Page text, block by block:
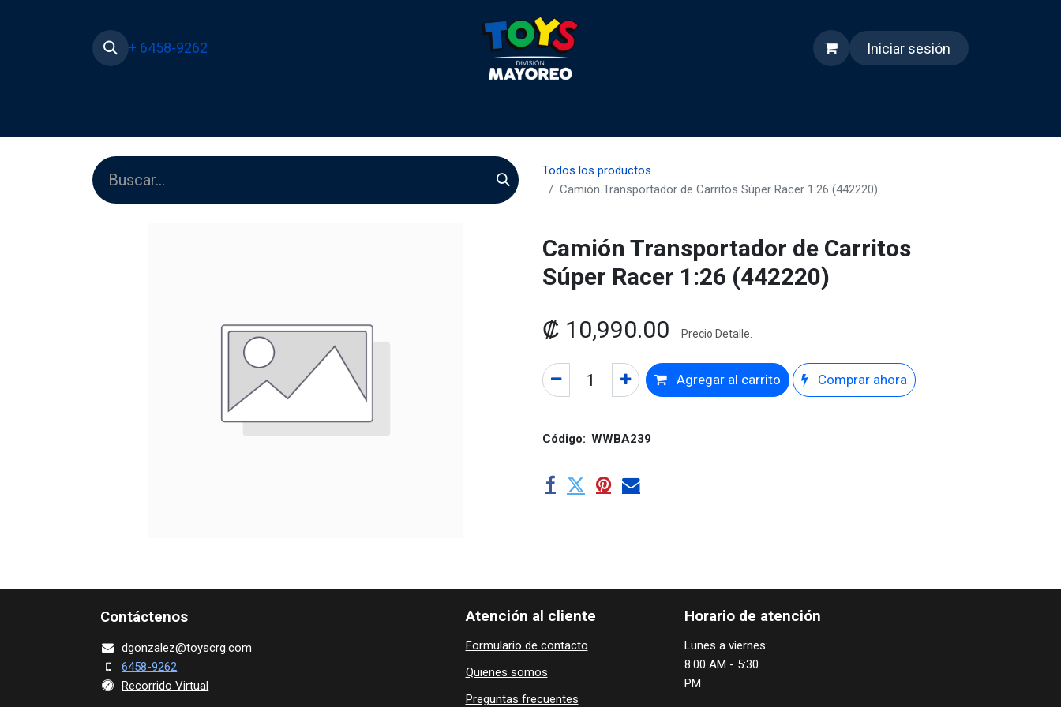
+ 6458-9262 Iniciar sesión
Todos los productos
Camión Transportador de Carritos Súper Racer 1:26 (442220)
Camión Transportador de Carritos
Súper Racer 1:26 (442220)
₡ 10,990.00 Precio Detalle.
Agregar al carrito Comprar ahora
Código: WWBA239
Contácte​nos
dgonza​lez@toy​scrg.c​o​m
6458-9262
Recorrido Virtual
Horario de atención
Lunes a viernes:
8:00 AM - 5:30
PM
Atención al cliente
Formulario de contacto
Quienes ​som​​​os
Preguntas frecuentes